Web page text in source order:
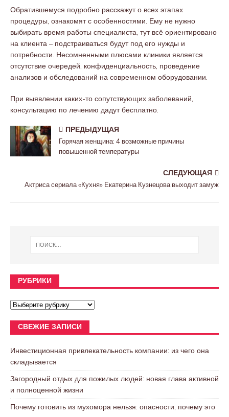
Обратившемуся подробно расскажут о всех этапах
процедуры, ознакомят с особенностями. Ему не нужно
выбирать время работы специалиста, тут всё ориентировано
на клиента – подстраиваться будут под его нужды и
потребности. Несомненными плюсами клиники является
отсутствие очередей, конфиденциальность, проведение
анализов и обследований на современном оборудовании.
При выявлении каких-то сопутствующих заболеваний,
консультацию по лечению дадут бесплатно.
ПРЕДЫДУЩАЯ
Горячая женщина: 4 возможные причины
повышенной температуры
СЛЕДУЮЩАЯ
Актриса сериала «Кухня» Екатерина Кузнецова выходит замуж
РУБРИКИ
СВЕЖИЕ ЗАПИСИ
Инвестиционная привлекательность компании: из чего она
складывается
Загородный отдых для пожилых людей: новая глава активной
и полноценной жизни
Почему готовить из мухомора нельзя: опасности, почему это